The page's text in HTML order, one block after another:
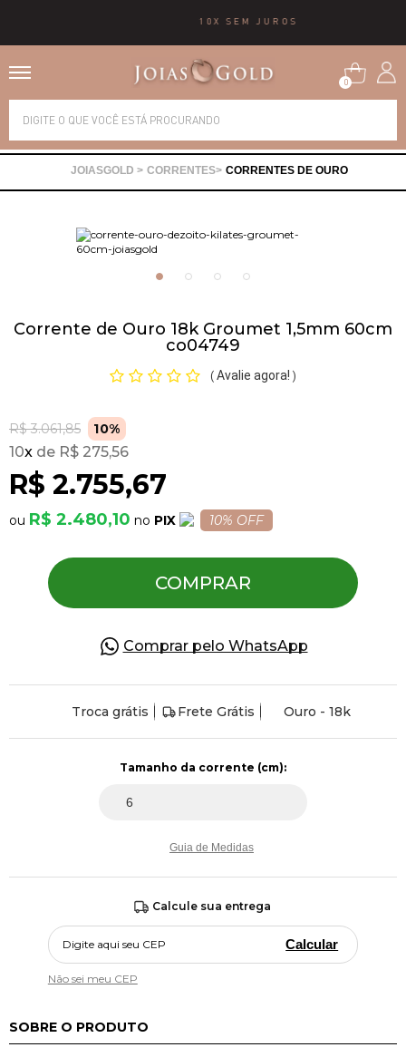
10X SEM JUROS
0
CORRENTES CORRENTES DE OURO
Corrente de Ouro 18k Groumet 1,5mm 60cm
co04749
( Avalie agora! )
R$ 3.061,85 10%
R$ 2.755,67
10x R$ 275,56
R$ 2.480,10 PIX 10% OFF
COMPRAR
Comprar pelo WhatsApp
Troca grátis Frete Grátis Ouro - 18k
Tamanho da corrente (cm):
Guia de Medidas
Calcule sua entrega
Calcular
Não sei meu CEP
SOBRE O PRODUTO
Alianças
Brincos
Pulseiras
Piercing
Pedras Preciosas